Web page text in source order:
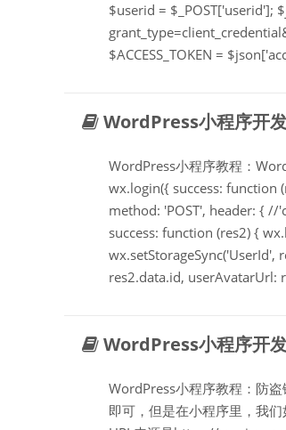
$userid =
$ACCESS_TOKEN =
WordPress小程序开
WordPress小程序教程：
wx.login({ success: function
method: 'POST', header: {
success: function (res2) {
wx.setStorageSync('UserId',
res2.data.id, userAvatarUrl:
WordPress小程序开
WordPress小程序教程：防
即可，但是在小程序里，我